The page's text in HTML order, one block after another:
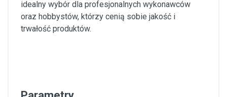
idealny wybór dla profesjonalnych wykonawców
oraz hobbystów, którzy cenią sobie jakość i
trwałość produktów.